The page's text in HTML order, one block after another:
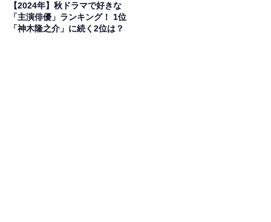
りファッションモデルとしても活躍。イケメン俳優とし
て長く愛される存在で、現在ではベテランらしい渋さも
【2024年】秋ドラマで好きな
「主演俳優」ランキング！ 1位
「神木隆之介」に続く2位は？